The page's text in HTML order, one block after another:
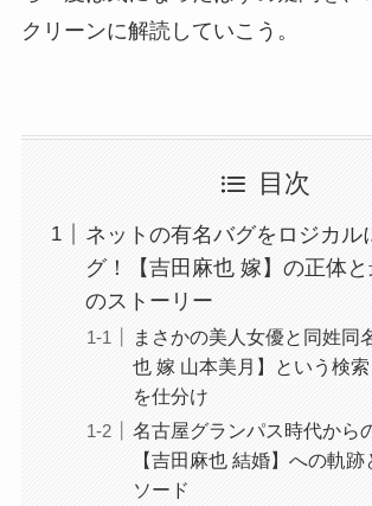
クリーンに解読していこう。
目次
ネットの有名バグをロジカル
グ！【吉田麻也 嫁】の正体と
のストーリー
まさかの美人女優と同姓同
也 嫁 山本美月】という検
を仕分け
名古屋グランパス時代から
【吉田麻也 結婚】への軌
ソード